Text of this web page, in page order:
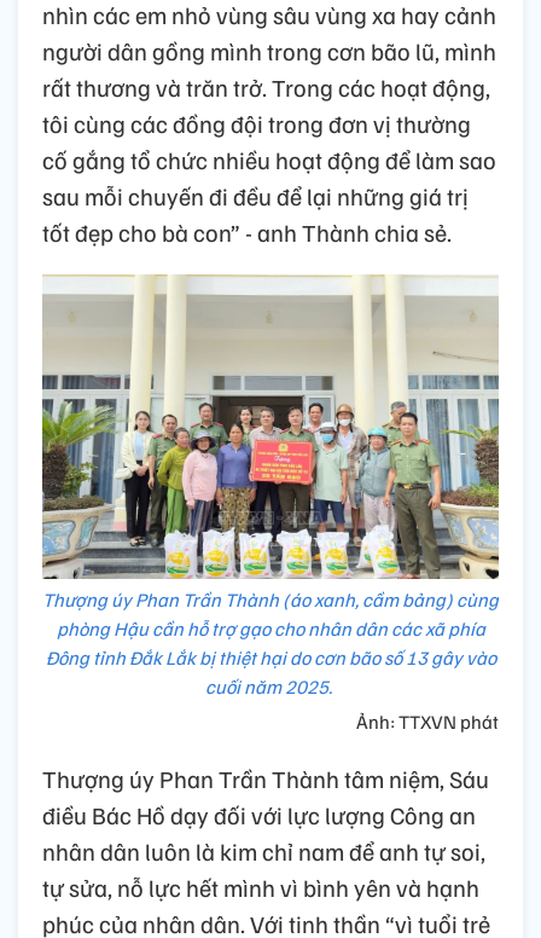
nhìn các em nhỏ vùng sâu vùng xa hay cảnh
người dân gồng mình trong cơn bão lũ, mình
rất thương và trăn trở. Trong các hoạt động,
tôi cùng các đồng đội trong đơn vị thường
cố gắng tổ chức nhiều hoạt động để làm sao
sau mỗi chuyến đi đều để lại những giá trị
tốt đẹp cho bà con” - anh Thành chia sẻ.
Thượng úy Phan Trần Thành (áo xanh, cầm bảng) cùng
phòng Hậu cần hỗ trợ gạo cho nhân dân các xã phía
Đông tỉnh Đắk Lắk bị thiệt hại do cơn bão số 13 gây vào
cuối năm 2025.
Ảnh: TTXVN phát
Thượng úy Phan Trần Thành tâm niệm, Sáu
điều Bác Hồ dạy đối với lực lượng Công an
nhân dân luôn là kim chỉ nam để anh tự soi,
tự sửa, nỗ lực hết mình vì bình yên và hạnh
phúc của nhân dân. Với tinh thần “vì tuổi trẻ